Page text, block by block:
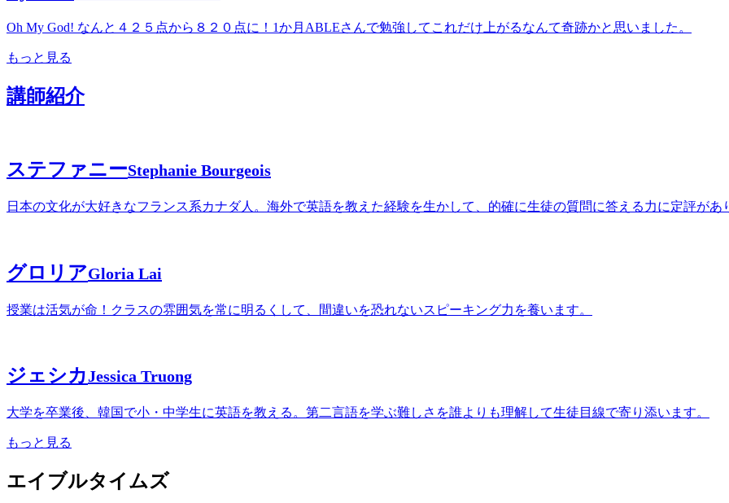
Oh My God! なんと４２５点から８２０点に！1か月ABLEさんで勉強してこれだけ上がるなんて奇跡かと思いました。
もっと見る
講師紹介
ステファニーStephanie Bourgeois
日本の文化が大好きなフランス系カナダ人。海外で英語を教えた経験を生かして、的確に生徒の質問に答える力に定評があ
グロリアGloria Lai
授業は活気が命！クラスの雰囲気を常に明るくして、間違いを恐れないスピーキング力を養います。
ジェシカJessica Truong
大学を卒業後、韓国で小・中学生に英語を教える。第二言語を学ぶ難しさを誰よりも理解して生徒目線で寄り添います。
もっと見る
エイブルタイムズ